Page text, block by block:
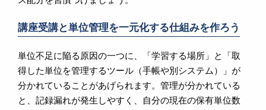
講座受講と単位管理を一元化する仕組みを作ろう
単位不足に陥る原因の一つに、「学習する場所」と「取
得した単位を管理するツール（手帳や別システム）」が
分かれていることがあげられます。管理が分かれている
と、記録漏れが発生しやすく、自分の現在の保有単位数